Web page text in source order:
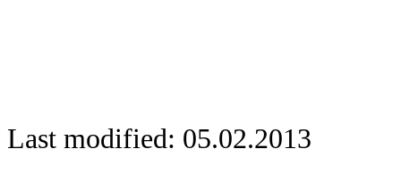
Last modified: 05.02.2013